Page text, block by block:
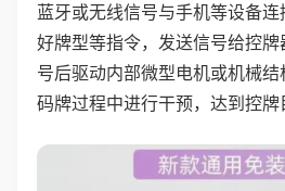
蓝牙或无线信号与手机等设备
好牌型等指令，发送信号给控
号后驱动内部微型电机或机械结
码牌过程中进行干预，达到控牌